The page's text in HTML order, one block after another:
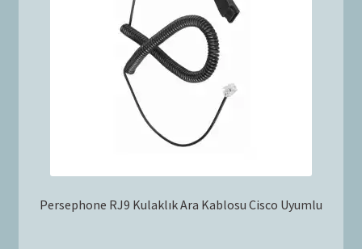
Persephone RJ9 Kulaklık Ara Kablosu Cisco Uyumlu